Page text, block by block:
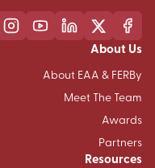
About Us
About EAA & FERBy
Meet The Team
Awards
Partners
Resources